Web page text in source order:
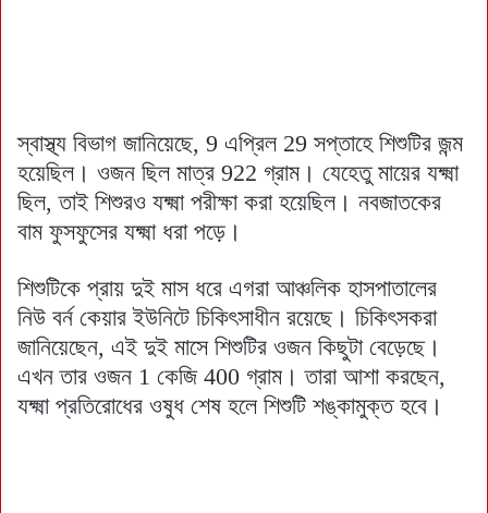
স্বাস্থ্য বিভাগ জানিয়েছে, 9 এপ্রিল 29 সপ্তাহে শিশুটির জন্ম
হয়েছিল। ওজন ছিল মাত্র 922 গ্রাম। যেহেতু মায়ের যক্ষ্মা
ছিল, তাই শিশুরও যক্ষ্মা পরীক্ষা করা হয়েছিল। নবজাতকের
বাম ফুসফুসের যক্ষ্মা ধরা পড়ে।
শিশুটিকে প্রায় দুই মাস ধরে এগরা আঞ্চলিক হাসপাতালের
নিউ বর্ন কেয়ার ইউনিটে চিকিৎসাধীন রয়েছে। চিকিৎসকরা
জানিয়েছেন, এই দুই মাসে শিশুটির ওজন কিছুটা বেড়েছে।
এখন তার ওজন 1 কেজি 400 গ্রাম। তারা আশা করছেন,
যক্ষ্মা প্রতিরোধের ওষুধ শেষ হলে শিশুটি শঙ্কামুক্ত হবে।